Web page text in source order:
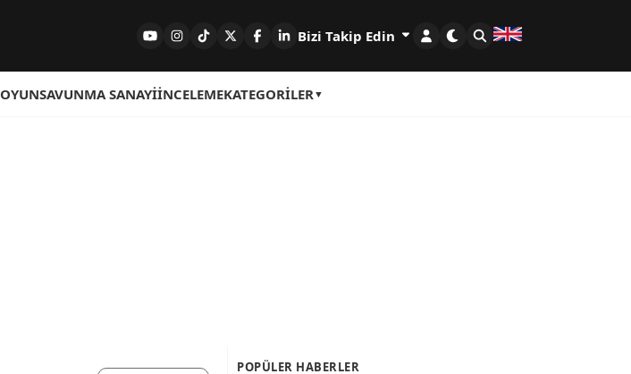
Bizi Takip Edin
OYUNSAVUNMA SANAYIİNCELEMEKATEGORILER
POPÜLER HABERLER